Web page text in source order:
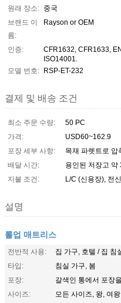
원래 장소: 중국
브랜드 이
름:
Rayson or OEM
인증:
CFR1632, CFR1633,
ISO14001.
모델 번호: RSP-ET-232
결제 및 배송 조건
최소 주문 수량:
50 PC
가격:
USD60~162.9
포장 세부 사항:
목재 파렛트로 압
배달 시간:
용인된 저장고 약
지불 조건:
L/C (신용장), 전
설명
롤업 매트리스
전반적 사용:
집 가구, 호텔 / 집 침
타입:
침실 가구, 봄
포장:
갈색인 통에서 포장
사이즈:
모든 사이즈, 왕, 여